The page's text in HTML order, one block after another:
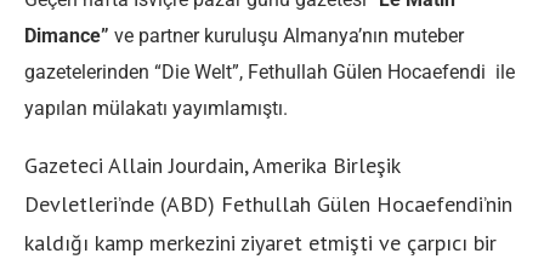
Dimance” ve partner kuruluşu Almanya’nın muteber
gazetelerinden “Die Welt”, Fethullah Gülen Hocaefendi ile
yapılan mülakatı yayımlamıştı.
Gazeteci Allain Jourdain, Amerika Birleşik
Devletleri’nde (ABD) Fethullah Gülen Hocaefendi’nin
kaldığı kamp merkezini ziyaret etmişti ve çarpıcı bir